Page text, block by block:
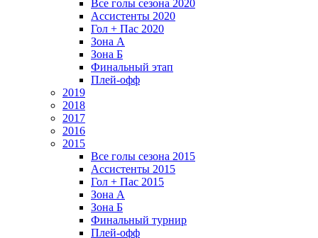
Все голы сезона 2020
Ассистенты 2020
Гол + Пас 2020
Зона А
Зона Б
Финальный этап
Плей-офф
2019
2018
2017
2016
2015
Все голы сезона 2015
Ассистенты 2015
Гол + Пас 2015
Зона А
Зона Б
Финальный турнир
Плей-офф